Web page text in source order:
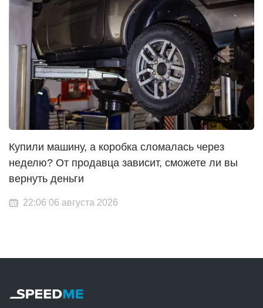
Купили машину, а коробка сломалась через
неделю? От продавца зависит, сможете ли вы
вернуть деньги
22:06 06 августа 2026